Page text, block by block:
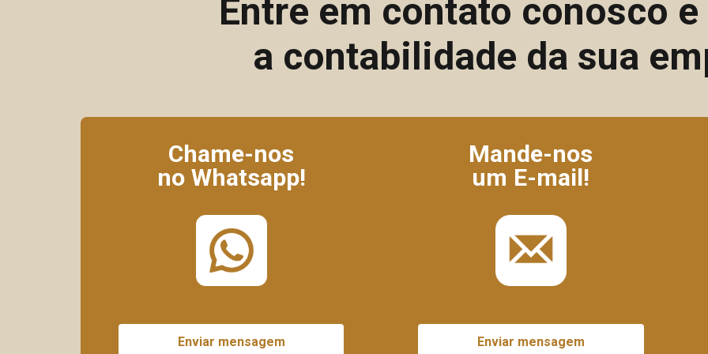
Entre em contato conosco
a contabilidade da sua
Chame-nos
no Whatsapp!
Enviar mensagem
Mande-nos
um E-mail!
Enviar mensagem